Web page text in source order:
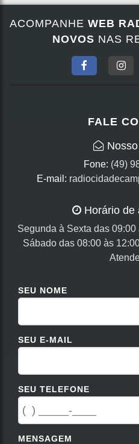
ACOMPANHE WEB
NOVOS NAS
FALE
Fone: (49)
E-mail:
Horário de
Segunda à Sexta das
Sábado das 08:00 às
SEU NOME
SEU E-MAIL
SEU TELEFONE
MENSAGEM